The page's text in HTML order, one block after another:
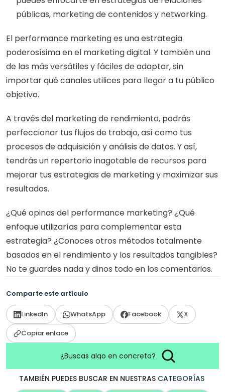
públicas, marketing de contenidos y networking.
El performance marketing es una estrategia
poderosísima en el marketing digital. Y también una
de las más versátiles y fáciles de adaptar, sin
importar qué canales utilices para llegar a tu público
objetivo.
A través del marketing de rendimiento, podrás
perfeccionar tus flujos de trabajo, así como tus
procesos de adquisición y análisis de datos. Y así,
tendrás un repertorio inagotable de recursos para
mejorar tus estrategias de marketing y maximizar sus
resultados.
¿Qué opinas del performance marketing? ¿Qué
enfoque utilizarías para complementar esta
estrategia? ¿Conoces otros métodos totalmente
basados en el rendimiento y los resultados tangibles?
No te guardes nada y dinos todo en los comentarios.
Comparte este artículo
LinkedIn WhatsApp Facebook
X
Copiar enlace
¿Buscas algo en concreto?
TAMBIÉN PUEDES BUSCAR EN NUESTRAS CATEGORÍAS